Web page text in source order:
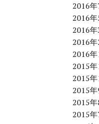
2016年
2016年
2016年
2016年
2016年
2015年
2015年
2015年
2015年
2015年